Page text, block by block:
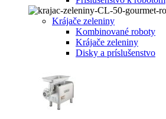
Krájače zeleniny
Kombinované roboty
Krájače zeleniny
Disky a príslušenstvo